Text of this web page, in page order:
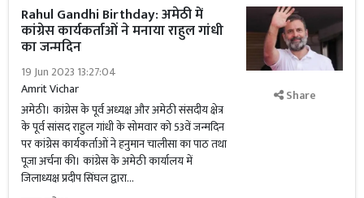
Rahul Gandhi Birthday: अमेठी में
कांग्रेस कार्यकर्ताओं ने मनाया राहुल गांधी
का जन्मदिन
19 Jun 2023 13:27:04
Amrit Vichar
अमेठी। कांग्रेस के पूर्व अध्यक्ष और अमेठी संसदीय क्षेत्र
के पूर्व सांसद राहुल गांधी के सोमवार को 53वें जन्मदिन
पर कांग्रेस कार्यकर्ताओं ने हनुमान चालीसा का पाठ तथा
पूजा अर्चना की। कांग्रेस के अमेठी कार्यालय में
जिलाध्यक्ष प्रदीप सिंघल द्वारा...
Share